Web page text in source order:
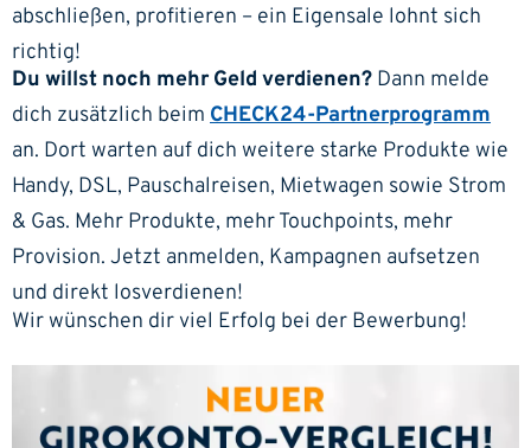
abschließen, profitieren – ein Eigensale lohnt sich
richtig!
Du willst noch mehr Geld verdienen? Dann melde
dich zusätzlich beim CHECK24-Partnerprogramm
an. Dort warten auf dich weitere starke Produkte wie
Handy, DSL, Pauschalreisen, Mietwagen sowie Strom
& Gas. Mehr Produkte, mehr Touchpoints, mehr
Provision. Jetzt anmelden, Kampagnen aufsetzen
und direkt losverdienen!
Wir wünschen dir viel Erfolg bei der Bewerbung!